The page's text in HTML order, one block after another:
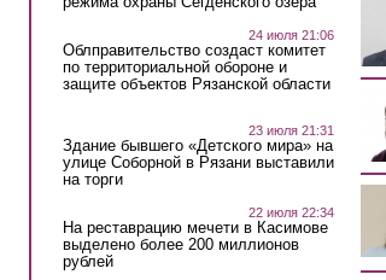
24 июля 21:06
Облправительство создаст комитет
по территориальной обороне и
защите объектов Рязанской области
23 июля 21:31
Здание бывшего «Детского мира» на
улице Соборной в Рязани выставили
на торги
22 июля 22:34
На реставрацию мечети в Касимове
выделено более 200 миллионов
рублей